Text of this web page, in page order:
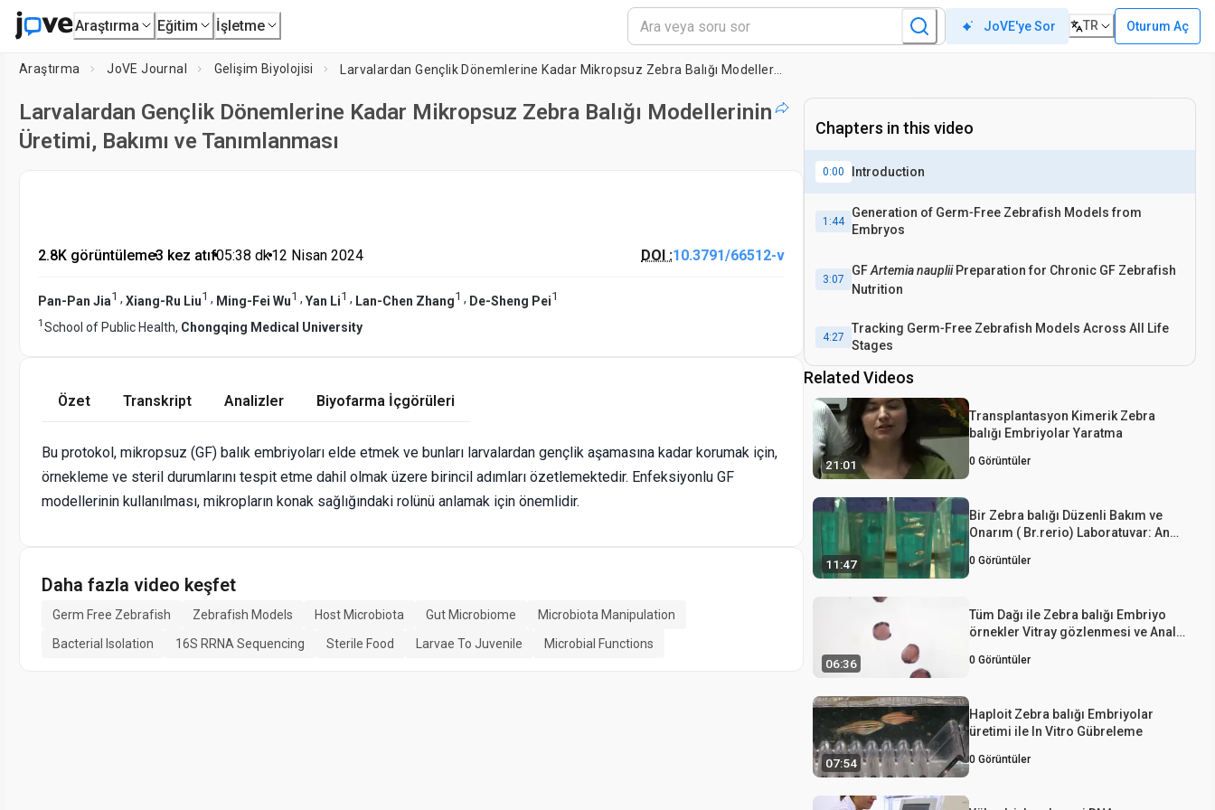
Araştırma Eğitim İşletme JoVE'ye Sor TR Oturum Aç
Araştırma JoVE Journal Gelişim Biyolojisi
Larvalardan Gençlik Dönemlerine Kadar Mikropsuz Zebra Balığı Modellerinin
Üretimi, Bakımı ve Tanımlanması
2.8K görüntüleme•3 kez atıf•05:38 dk•12 Nisan 2024 DOI :10.3791/66512-v
Pan-Pan Jia1 , Xiang-Ru Liu1 , Ming-Fei Wu1 , Yan Li1 , Lan-Chen Zhang1 , De-Sheng Pei1
1 School of Public Health, Chongqing Medical University
Özet Transkript Analizler Biyofarma İçgörüleri
Bu protokol, mikropsuz (GF) balık embriyoları elde etmek ve bunları larvalardan gençlik aşamasına kadar korumak için,
örnekleme ve steril durumlarını tespit etme dahil olmak üzere birincil adımları özetlemektedir. Enfeksiyonlu GF
modellerinin kullanılması, mikropların konak sağlığındaki rolünü anlamak için önemlidir.
Daha fazla video keşfet
Germ Free Zebrafish Zebrafish Models Host Microbiota Gut Microbiome
Microbiota Manipulation
Bacterial Isolation
16S RRNA Sequencing Sterile Food Larvae To Juvenile Microbial Functions
Chapters in this video
0:00 Introduction
1:44
Generation of Germ‐Free Zebrafish Models from
Embryos
3:07
GFArtemia naupliiPreparation for Chronic GF Zebrafish
Nutrition
4:27
Tracking Germ‐Free Zebrafish Models Across All Life
Stages
Related Videos
21:01
Transplantasyon Kimerik Zebra
balığı Embriyolar Yaratma
0 Görüntüler
11:47
Bir Zebra balığı Düzenli Bakım ve
Onarım ( Br.rerio) Laboratuvar: An
0 Görüntüler
06:36
Tüm Dağı ile Zebra balığı Embriyo
örnekler Vitray gözlenmesi ve Analiz
0 Görüntüler
07:54
Haploit Zebra balığı Embriyolar
üretimi ile In Vitro Gübreleme
0 Görüntüler